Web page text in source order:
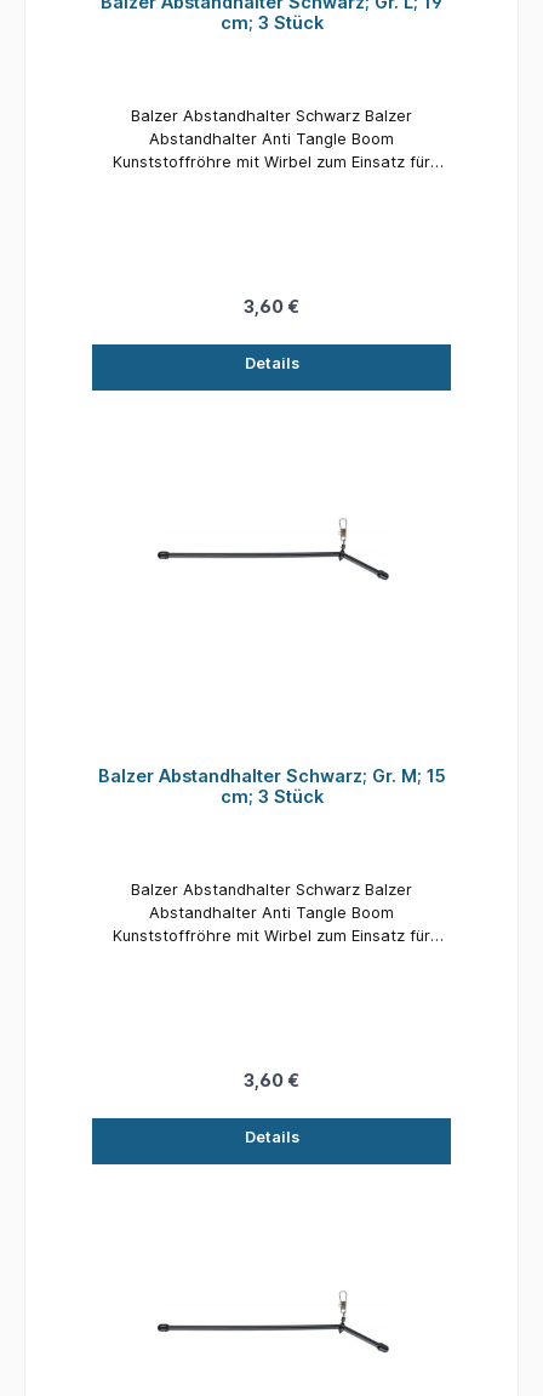
cm; 3 Stück
Balzer Abstandhalter Schwarz Balzer
Abstandhalter Anti Tangle Boom
Kunststoffröhre mit Wirbel zum Einsatz für
3,60 €
Details
Balzer Abstandhalter Schwarz; Gr. M; 15
cm; 3 Stück
Balzer Abstandhalter Schwarz Balzer
Abstandhalter Anti Tangle Boom
Kunststoffröhre mit Wirbel zum Einsatz für
3,60 €
Details